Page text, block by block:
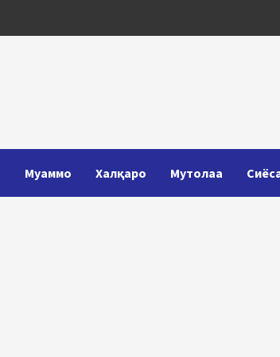
Муаммо Халқаро Мутолаа